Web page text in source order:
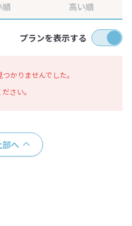
順 高い順
プランを表示する
かりませんでした。
さい。
部へ